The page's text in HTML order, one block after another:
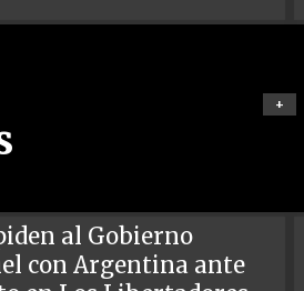
+
al Gobierno
con Argentina ante